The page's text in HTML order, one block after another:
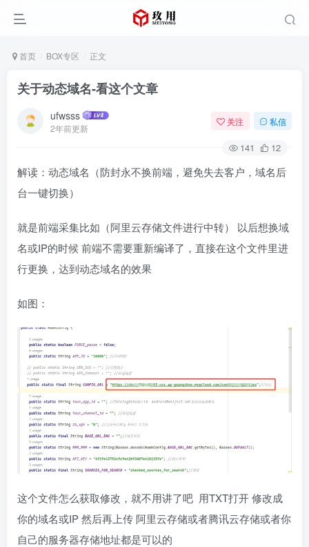
首页 BOX专区 正文
关于动态域名-看这个文章
ufwsss
2年前更新
关注 私信
141 12
解读：动态域名（防封永不换前端，避免失去客户，域名后
台一键切换）
就是前端采集比如（阿里云存储文件进行中转） 以后想换域
名或IP的时候 前端不需要重新编译了，直接在这个文件里进
行更换，达到动态域名的效果
如图：
这个文件怎么获取修改，就不用讲了吧 用TXT打开 修改成
你的域名或IP 然后再上传 阿里云存储或者腾讯云存储或者你
自己的服务器存储地址都是可以的